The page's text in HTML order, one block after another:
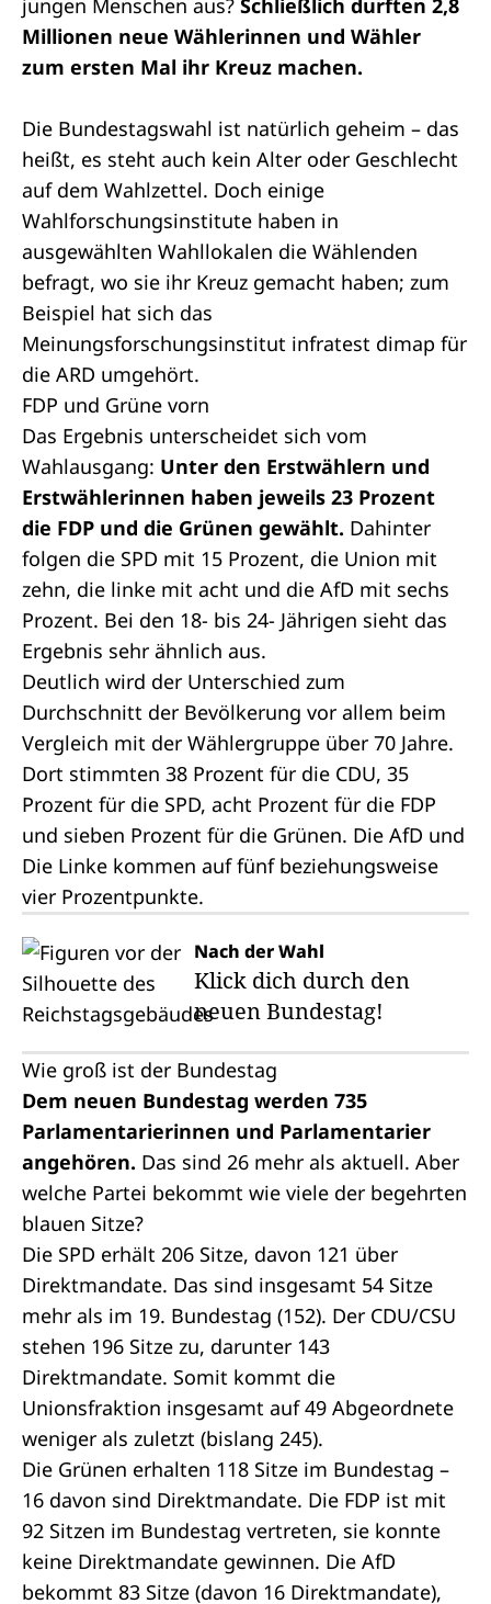
jungen Menschen aus? Schließlich durften 2,8
Millionen neue Wählerinnen und Wähler
zum ersten Mal ihr Kreuz machen.
Die Bundestagswahl ist natürlich geheim – das
heißt, es steht auch kein Alter oder Geschlecht
auf dem Wahlzettel. Doch einige
Wahlforschungsinstitute haben in
ausgewählten Wahllokalen die Wählenden
befragt, wo sie ihr Kreuz gemacht haben; zum
Beispiel hat sich das
Meinungsforschungsinstitut infratest dimap für
die ARD umgehört.
FDP und Grüne vorn
Das Ergebnis unterscheidet sich vom
Wahlausgang: Unter den Erstwählern und
Erstwählerinnen haben jeweils 23 Prozent
die FDP und die Grünen gewählt. Dahinter
folgen die SPD mit 15 Prozent, die Union mit
zehn, die linke mit acht und die AfD mit sechs
Prozent. Bei den 18- bis 24- Jährigen sieht das
Ergebnis sehr ähnlich aus.
Deutlich wird der Unterschied zum
Durchschnitt der Bevölkerung vor allem beim
Vergleich mit der Wählergruppe über 70 Jahre.
Dort stimmten 38 Prozent für die CDU, 35
Prozent für die SPD, acht Prozent für die FDP
und sieben Prozent für die Grünen. Die AfD und
Die Linke kommen auf fünf beziehungsweise
vier Prozentpunkte.
Nach der Wahl
Klick dich durch den
neuen Bundestag!
Wie groß ist der Bundestag
Dem neuen Bundestag werden 735
Parlamentarierinnen und Parlamentarier
angehören. Das sind 26 mehr als aktuell. Aber
welche Partei bekommt wie viele der begehrten
blauen Sitze?
Die SPD erhält 206 Sitze, davon 121 über
Direktmandate. Das sind insgesamt 54 Sitze
mehr als im 19. Bundestag (152). Der CDU/CSU
stehen 196 Sitze zu, darunter 143
Direktmandate. Somit kommt die
Unionsfraktion insgesamt auf 49 Abgeordnete
weniger als zuletzt (bislang 245).
Die Grünen erhalten 118 Sitze im Bundestag –
16 davon sind Direktmandate. Die FDP ist mit
92 Sitzen im Bundestag vertreten, sie konnte
keine Direktmandate gewinnen. Die AfD
bekommt 83 Sitze (davon 16 Direktmandate),